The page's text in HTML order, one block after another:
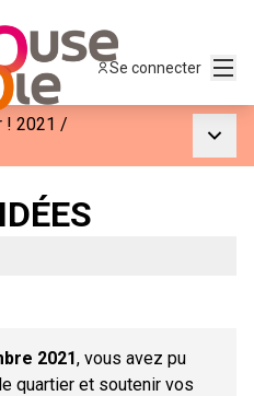
Se connecter
! 2021 /
2021, vous avez pu
quartier et soutenir vos